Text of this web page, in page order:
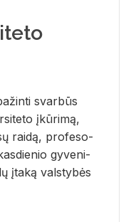
svar­būs
įkū­ri­mą,
rai­dą, pro­fe­so­
gy­ve­ni­
įta­ką vals­ty­bės